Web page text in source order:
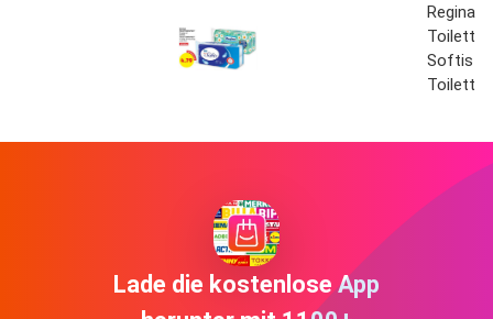
Regina
Softis
Lade die kostenlose App